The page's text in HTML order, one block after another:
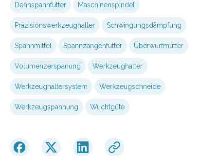
Dehnspannfutter Maschinenspindel
Präzisionswerkzeughalter Schwingungsdämpfung
Spannmittel Spannzangenfutter Überwurfmutter
Volumenzerspanung Werkzeughalter
Werkzeughaltersystem Werkzeugschneide
Werkzeugspannung Wuchtgüte